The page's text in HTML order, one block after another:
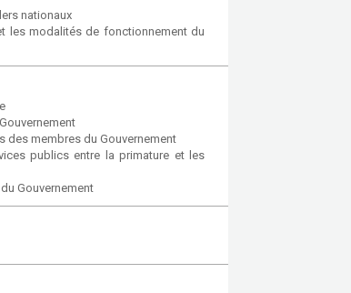
nationaux
les modalités de fonctionnement du
des membres du Gouvernement
publics entre la primature et les
Gouvernement